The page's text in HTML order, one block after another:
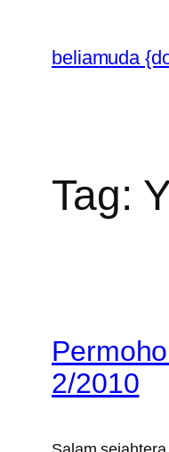
content
beliamuda
Tag:
2/2010